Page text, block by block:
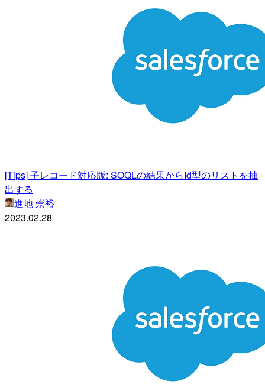
[Tips] 子レコード対応版: SOQLの結果からId型のリストを抽
出する
進地 崇裕
2023.02.28